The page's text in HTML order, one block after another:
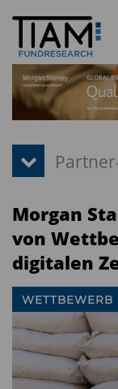
Morgan
von
digitalen
WETTBEWERB